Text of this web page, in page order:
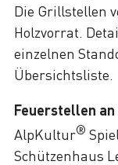
Die Grillstellen
Holzvorrat.
einzelnen
Übersichtsliste.
Feuerstellen
AlpKultur®
Schützenhaus